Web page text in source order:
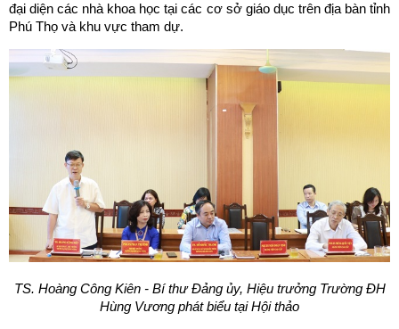
đại diện các nhà khoa học tại các cơ sở giáo dục trên địa bàn tỉnh
Phú Thọ và khu vực tham dự.
TS. Hoàng Công Kiên - Bí thư Đảng ủy, Hiệu trưởng Trường ĐH
Hùng Vương phát biểu tại Hội thảo